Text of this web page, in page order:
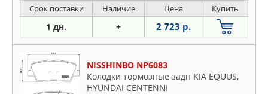
Срок поставки Наличие Цена Купить
1 дн. + 2 723 р.
NISSHINBO NP6083
Колодки тормозные задн KIA EQUUS,
HYUNDAI CENTENNI